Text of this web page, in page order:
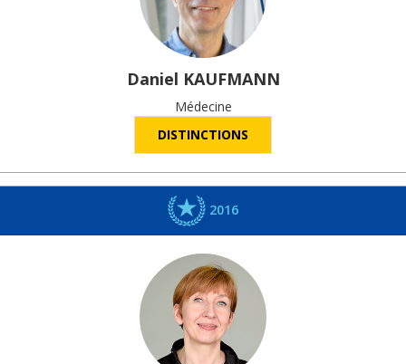
Daniel KAUFMANN
Médecine
DISTINCTIONS
2016